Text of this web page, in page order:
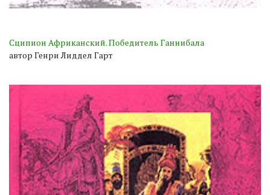
Сципион Африканский. Победитель Ганнибала
автор Генри Лиддел Гарт